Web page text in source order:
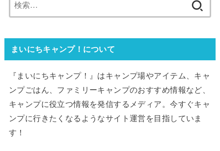
索:
まいにちキャンプ！について
『まいにちキャンプ！』はキャンプ場やアイテム、キャ
ンプごはん、ファミリーキャンプのおすすめ情報など、
キャンプに役立つ情報を発信するメディア。今すぐキャ
ンプに行きたくなるようなサイト運営を目指していま
す！